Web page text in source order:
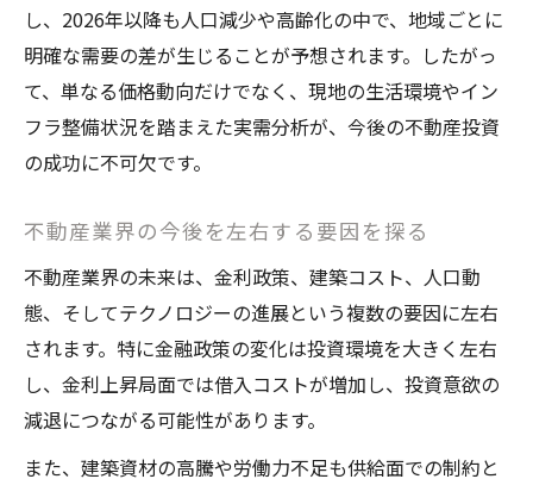
し、2026年以降も人口減少や高齢化の中で、地域ごとに
明確な需要の差が生じることが予想されます。したがっ
て、単なる価格動向だけでなく、現地の生活環境やイン
フラ整備状況を踏まえた実需分析が、今後の不動産投資
の成功に不可欠です。
不動産業界の今後を左右する要因を探る
不動産業界の未来は、金利政策、建築コスト、人口動
態、そしてテクノロジーの進展という複数の要因に左右
されます。特に金融政策の変化は投資環境を大きく左右
し、金利上昇局面では借入コストが増加し、投資意欲の
減退につながる可能性があります。
また、建築資材の高騰や労働力不足も供給面での制約と